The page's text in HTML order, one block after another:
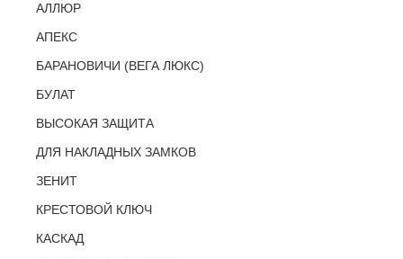
АЛЛЮР
АПЕКС
БАРАНОВИЧИ (ВЕГА ЛЮКС)
БУЛАТ
ВЫСОКАЯ ЗАЩИТА
ДЛЯ НАКЛАДНЫХ ЗАМКОВ
ЗЕНИТ
КРЕСТОВОЙ КЛЮЧ
КАСКАД